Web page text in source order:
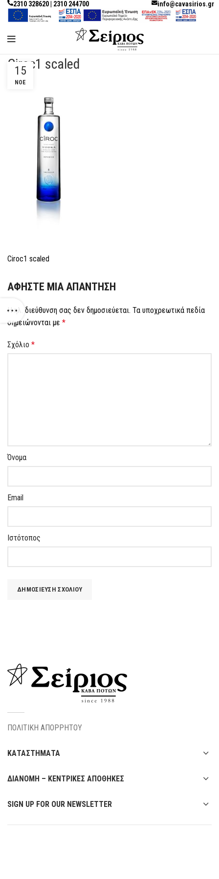
2310 328620 | 2310 244700 info@cavasirios.gr
Ciroc1 scaled
15
ΝΟΈ
Ciroc1 scaled
ΑΦΉΣΤΕ ΜΙΑ ΑΠΆΝΤΗΣΗ
Η ηλ. διεύθυνση σας δεν δημοσιεύεται. Τα υποχρεωτικά πεδία
σημειώνονται με *
Σχόλιο *
Όνομα
Email
Ιστότοπος
ΠΟΛΙΤΙΚΗ ΑΠΟΡΡΗΤΟΥ
ΚΑΤΑΣΤΗΜΑΤΑ
ΔΙΑΝΟΜΗ – ΚΕΝΤΡΙΚΕΣ ΑΠΟΘΗΚΕΣ
SIGN UP FOR OUR NEWSLETTER